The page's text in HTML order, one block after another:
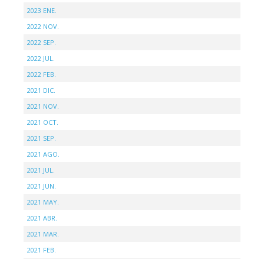
2023 ENE.
2022 NOV.
2022 SEP.
2022 JUL.
2022 FEB.
2021 DIC.
2021 NOV.
2021 OCT.
2021 SEP.
2021 AGO.
2021 JUL.
2021 JUN.
2021 MAY.
2021 ABR.
2021 MAR.
2021 FEB.